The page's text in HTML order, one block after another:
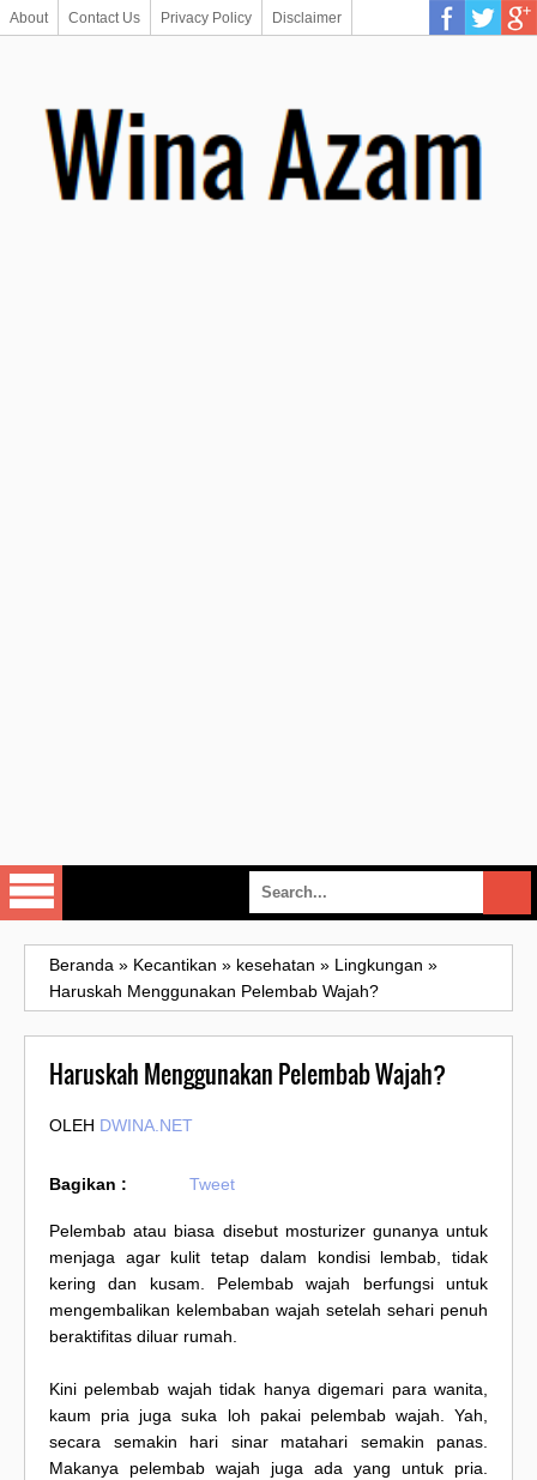
About Contact Us Privacy Policy Disclaimer
Beranda » Kecantikan » kesehatan » Lingkungan »
Haruskah Menggunakan Pelembab Wajah?
Haruskah Menggunakan Pelembab Wajah?
OLEH DWINA.NET
Bagikan : Tweet
Pelembab atau biasa disebut mosturizer gunanya untuk
menjaga agar kulit tetap dalam kondisi lembab, tidak
kering dan kusam. Pelembab wajah berfungsi untuk
mengembalikan kelembaban wajah setelah sehari penuh
beraktifitas diluar rumah.
Kini pelembab wajah tidak hanya digemari para wanita,
kaum pria juga suka loh pakai pelembab wajah. Yah,
secara semakin hari sinar matahari semakin panas.
Makanya pelembab wajah juga ada yang untuk pria.